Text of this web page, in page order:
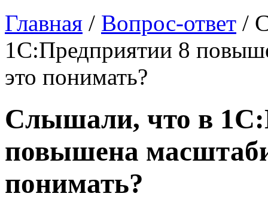
Главная / Вопрос-ответ /
1С:Предприятии 8
это понимать?
Слышали, что в
повышена
понимать?